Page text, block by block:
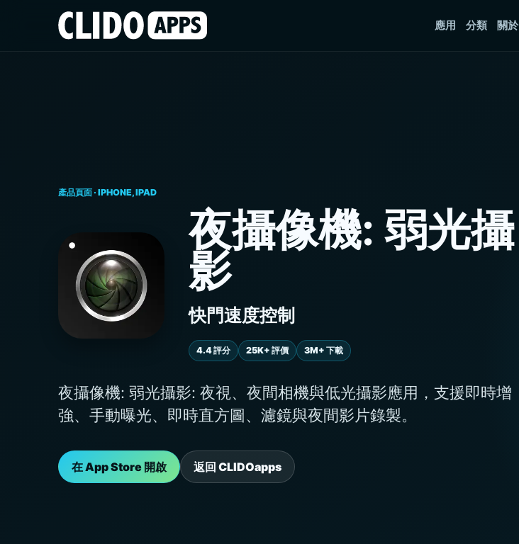
應用 分類 關於
產品頁面 · IPHONE, IPAD
夜攝像機: 弱光攝
影
快門速度控制
4.4 評分 25K+ 評價 3M+ 下載
夜攝像機: 弱光攝影: 夜視、夜間相機與低光攝影應用，支援即時增
強、手動曝光、即時直方圖、濾鏡與夜間影片錄製。
在 App Store 開啟 返回 CLIDOapps